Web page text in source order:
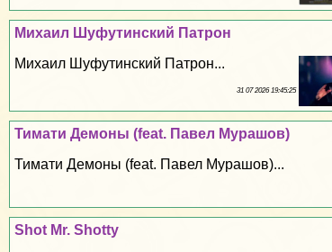
Михаил Шуфутинский Патрон
Михаил Шуфутинский Патрон...
31 07 2026 19:45:25
Тимати Демоны (feat. Павел Мурашов)
Тимати Демоны (feat. Павел Мурашов)...
Shot Mr. Shotty